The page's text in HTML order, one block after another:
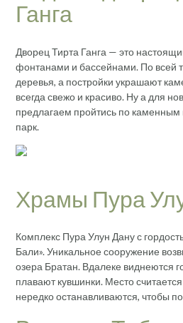
Ганга
Дворец Тирта Ганга — это
фонтанами и бассейнами. По всей
деревья, а постройки украшают
всегда свежо и красиво. Ну а для
предлагаем пройтись по
парк.
Храмы Пура
Комплекс Пура Улун Дану с
Бали». Уникальное сооружение
озера Братан. Вдалеке виднеются
плавают кувшинки. Место
нередко останавливаются, чтобы